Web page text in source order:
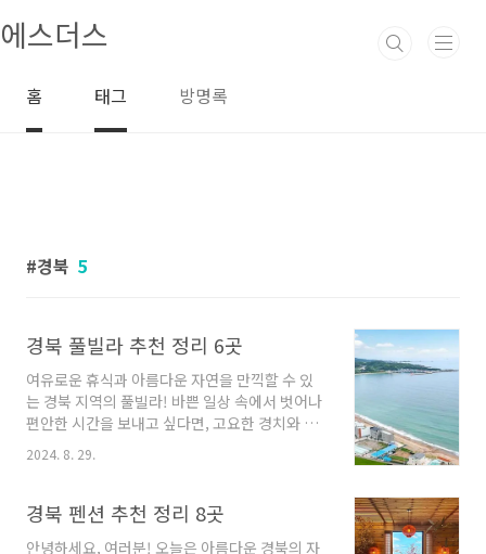
에스더스
홈 태그 방명록
경북 5
경북 풀빌라 추천 정리 6곳
여유로운 휴식과 아름다운 자연을 만끽할 수 있
는 경북 지역의 풀빌라! 바쁜 일상 속에서 벗어나
편안한 시간을 보내고 싶다면, 고요한 경치와 함
께하는 풀빌라에서의 휴식이 제격입니다. 오늘은
경북의 매력적인 풀빌라 업체들을 소개해드리며,
니다. 각기 다른 특징과 매력을 지닌 풀빌라들과
2024. 8. 29.
경북 펜션 추천 정리 8곳
안녕하세요, 여러분! 오늘은 아름다운 경북의 자